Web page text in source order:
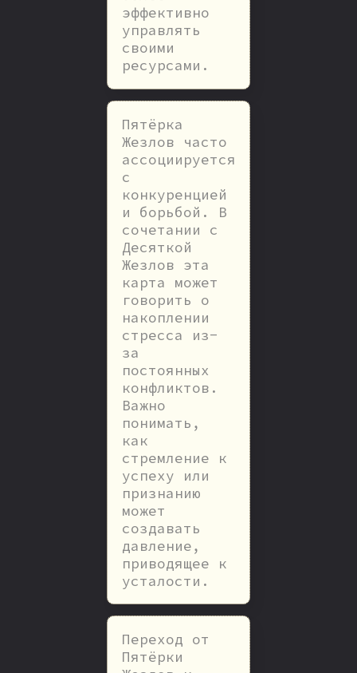
эффективно
управлять
своими
ресурсами.
Пятёрка
Жезлов часто
ассоциируется
с
конкуренцией
и борьбой. В
сочетании с
Десяткой
Жезлов эта
карта может
говорить о
накоплении
стресса из-
за
постоянных
конфликтов.
Важно
понимать,
как
стремление к
успеху или
признанию
может
создавать
давление,
приводящее к
усталости.
Переход от
Пятёрки